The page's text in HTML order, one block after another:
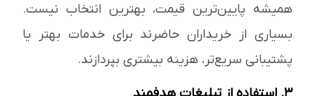
همیشه پایین‌ترین قیمت، بهترین انتخاب نیست.
بسیاری از خریداران حاضرند برای خدمات بهتر یا
پشتیبانی سریع‌تر، هزینه بیشتری بپردازند.